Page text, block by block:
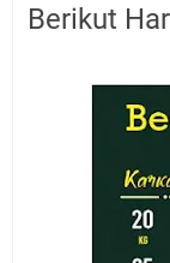
Berikut